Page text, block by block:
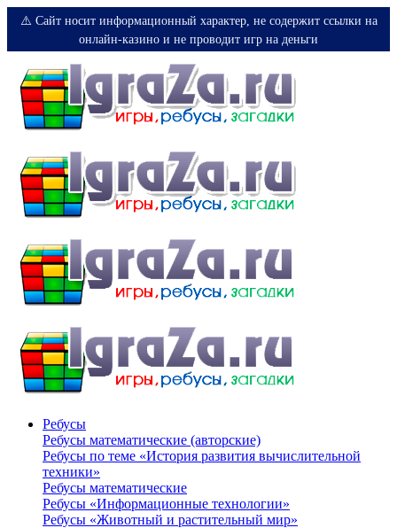
⚠️ Сайт носит информационный характер, не содержит ссылки на
онлайн-казино и не проводит игр на деньги
Ребусы
Ребусы математические (авторские)
Ребусы по теме «История развития вычислительной
техники»
Ребусы математические
Ребусы «Информационные технологии»
Ребусы «Животный и растительный мир»